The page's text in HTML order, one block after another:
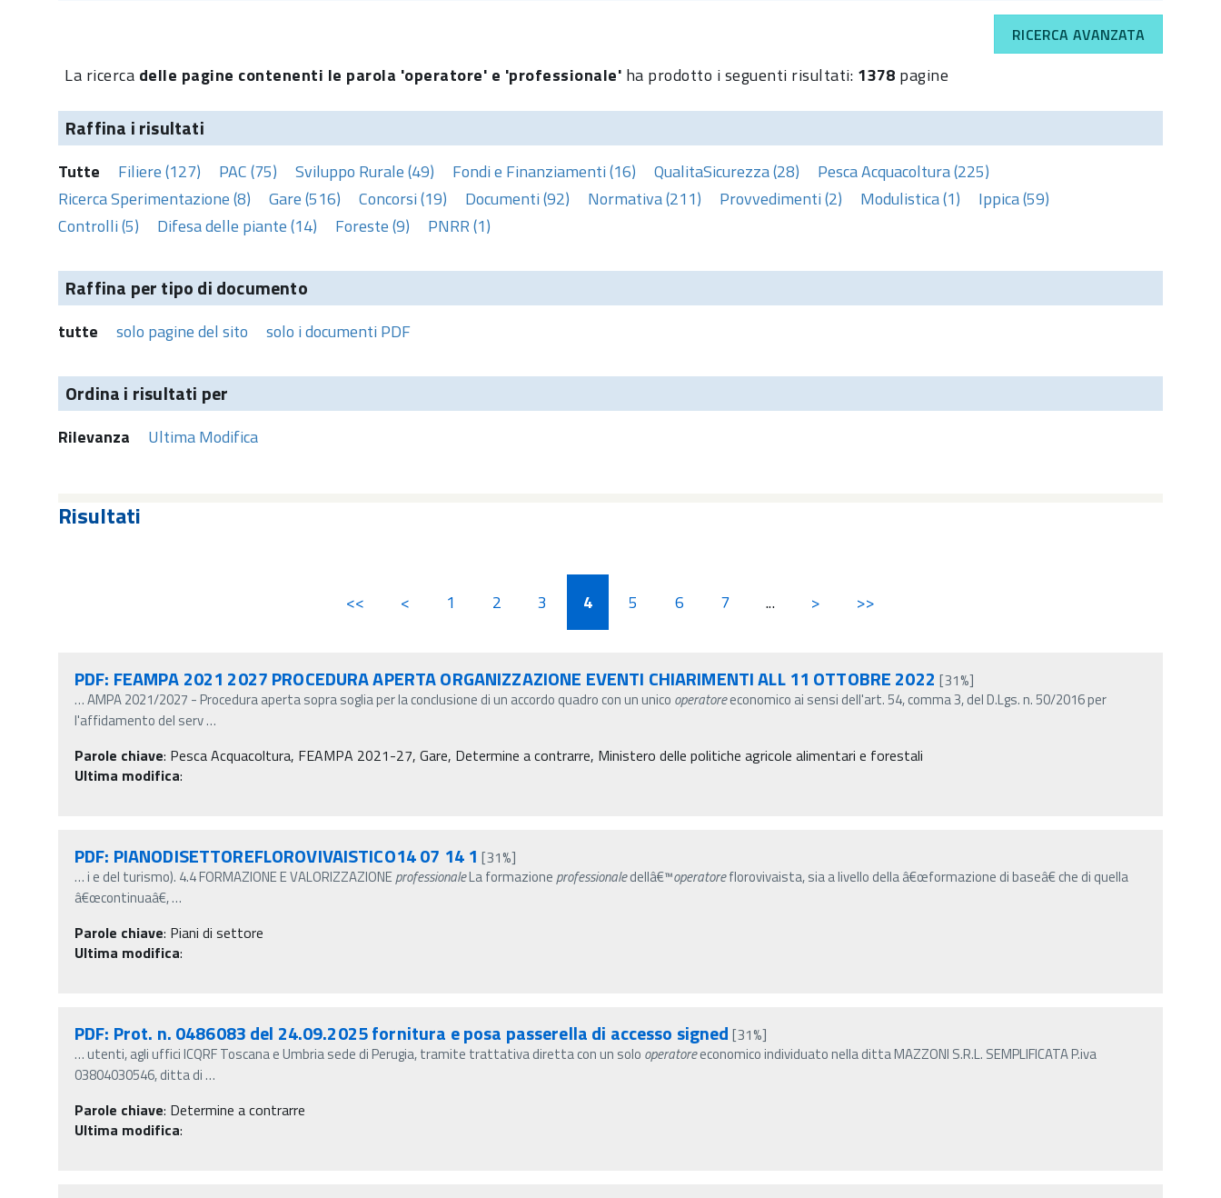
RICERCA AVANZATA
La ricerca delle pagine contenenti le parola 'operatore' e 'professionale' ha prodotto i seguenti risultati: 1378 pagine
Raffina i risultati
Tutte Filiere (127) PAC (75) Sviluppo Rurale (49) Fondi e Finanziamenti (16) QualitaSicurezza (28)
Pesca Acquacoltura (225)
Ricerca Sperimentazione (8)
Gare (516) Concorsi (19) Documenti (92) Normativa (211) Provvedimenti (2) Modulistica (1)
Ippica (59)
Controlli (5)
Difesa delle piante (14) Foreste (9) PNRR (1)
Raffina per tipo di documento
tutte solo pagine del sito solo i documenti PDF
Ordina i risultati per
Rilevanza Ultima Modifica
Risultati
<< < 1 2 3 4 5 6 7 ... > >>
PDF: FEAMPA 2021 2027 PROCEDURA APERTA ORGANIZZAZIONE EVENTI CHIARIMENTI ALL 11 OTTOBRE 2022 [31%]
…AMPA 2021/2027 - Procedura aperta sopra soglia per la conclusione di un accordo quadro con un unico operatoreeconomico ai sensi dell'art. 54, comma 3, del D.Lgs. n. 50/2016 per
l'affidamento del serv…
Parole chiave: Pesca Acquacoltura, FEAMPA 2021-27, Gare, Determine a contrarre, Ministero delle politiche agricole alimentari e forestali
Ultima modifica:
PDF: PIANODISETTOREFLOROVIVAISTICO14 07 14 1[31%]
…i e del turismo). 4.4 FORMAZIONE E VALORIZZAZIONEprofessionaleLa formazioneprofessionaledellâ€™operatoreflorovivaista, sia a livello della â€œformazione di baseâ€ che di quella
â€œcontinuaâ€,…
Parole chiave: Piani di settore
Ultima modifica:
PDF: Prot. n. 0486083 del 24.09.2025 fornitura e posa passerella di accesso signed [31%]
…utenti, agli uffici ICQRF Toscana e Umbria sede di Perugia, tramite trattativa diretta con un solo operatoreeconomico individuato nella ditta MAZZONI S.R.L. SEMPLIFICATA P.iva
03804030546, ditta di…
Parole chiave: Determine a contrarre
Ultima modifica: